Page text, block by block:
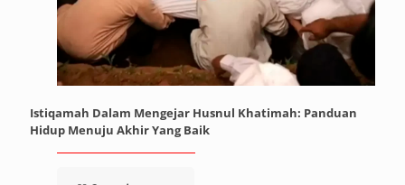
Istiqamah Dalam Mengejar Husnul Khatimah: Panduan
Hidup Menuju Akhir Yang Baik